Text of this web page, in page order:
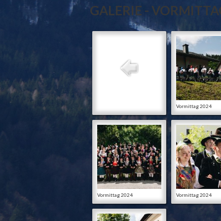
GALERIE -
Vormittag 2024
Vormittag 2024 Vormittag 2024